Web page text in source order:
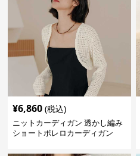
¥6,860 (税込)
ニットカーディガン 透かし編み
ショートボレロカーディガン